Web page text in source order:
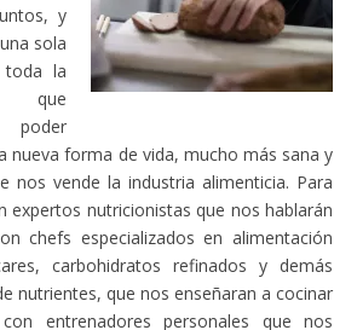
y
sola
toda la
que
poder
nueva forma de vida, mucho más sana y
nos vende la industria alimenticia. Para
expertos nutricionistas que nos hablarán
chefs especializados en alimentación
carbohidratos refinados y demás
nutrientes, que nos enseñaran a cocinar
entrenadores personales que nos